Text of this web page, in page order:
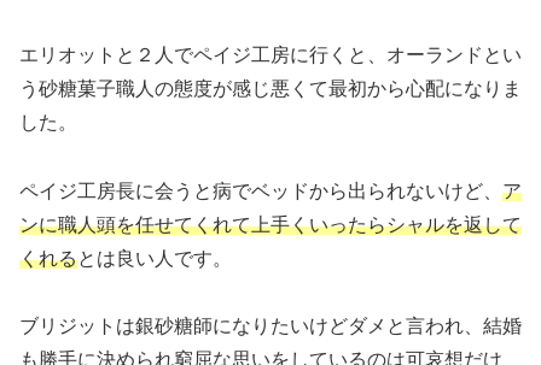
エリオットと２人でペイジ工房に行くと、オーランドとい
う砂糖菓子職人の態度が感じ悪くて最初から心配になりま
した。
ペイジ工房長に会うと病でベッドから出られないけど、 ア
ンに職人頭を任せてくれて上手くいったらシャルを返して
くれるとは良い人です。
ブリジットは銀砂糖師になりたいけどダメと言われ、結婚
も勝手に決められ窮屈な思いをしているのは可哀想だけ